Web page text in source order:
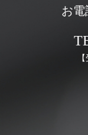
お